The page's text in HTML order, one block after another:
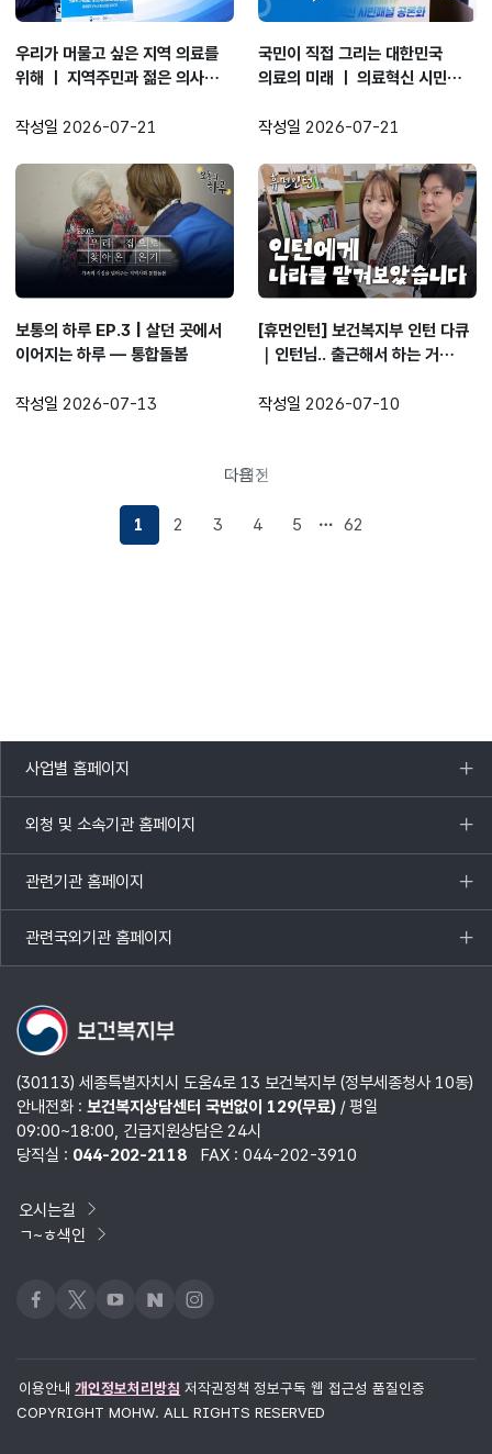
우리가 머물고 싶은 지역 의료를
위해 ㅣ 지역주민과 젊은 의사들의
작성일 2026-07-21
국민이 직접 그리는 대한민국
의료의 미래 ㅣ 의료혁신 시민패널
작성일 2026-07-21
보통의 하루 EP.3 | 살던 곳에서
이어지는 하루 ― 통합돌봄
작성일 2026-07-13
[휴먼인턴] 보건복지부 인턴 다큐
｜인턴님.. 출근해서 하는 거
작성일 2026-07-10
이전
1 2 3 4 5 62
다음페이지로
사업별 홈페이지
목록
열기
외청 및 소속기관 홈페이지
목록
열기
관련기관 홈페이지
목록
열기
관련국외기관 홈페이지
목록
열기
(30113) 세종특별자치시 도움4로 13 보건복지부 (정부세종청사 10동)
안내전화 : 보건복지상담센터 국번없이 129(무료)/ 평일
09:00~18:00, 긴급지원상담은 24시
당직실 : 044-202-2118 FAX : 044-202-3910
오시는길
ㄱ~ㅎ색인
페이스북
x 유튜브네이버블로그
인스타그램
이용안내 개인정보처리방침 저작권정책 정보구독 웹 접근성 품질인증
COPYRIGHT MOHW. ALL RIGHTS RESERVED